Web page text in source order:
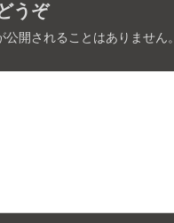
うぞ
公開されることはありません。